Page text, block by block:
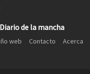
Diario de la mancha
web Contacto
Acerca